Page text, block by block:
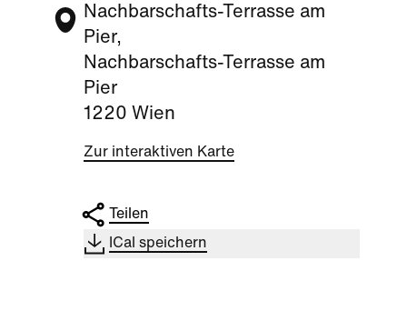
Nachbarschafts-Terrasse am
Pier,
Nachbarschafts-Terrasse am
Pier
1220 Wien
Zur interaktiven Karte
Teilen
ICal speichern